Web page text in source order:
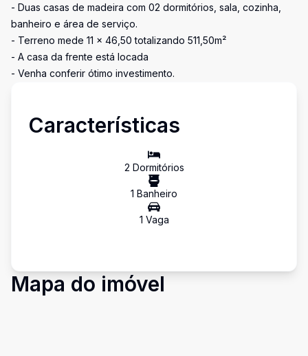
- Duas casas de madeira com 02 dormitórios, sala, cozinha,
banheiro e área de serviço.
- Terreno mede 11 x 46,50 totalizando 511,50m²
- A casa da frente está locada
- Venha conferir ótimo investimento.
Características
2 Dormitórios
1 Banheiro
1 Vaga
Mapa do imóvel